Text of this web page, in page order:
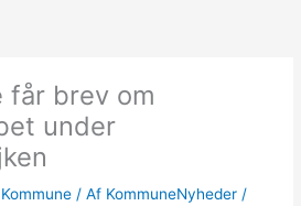
får brev om
under
/ Af KommuneNyheder /